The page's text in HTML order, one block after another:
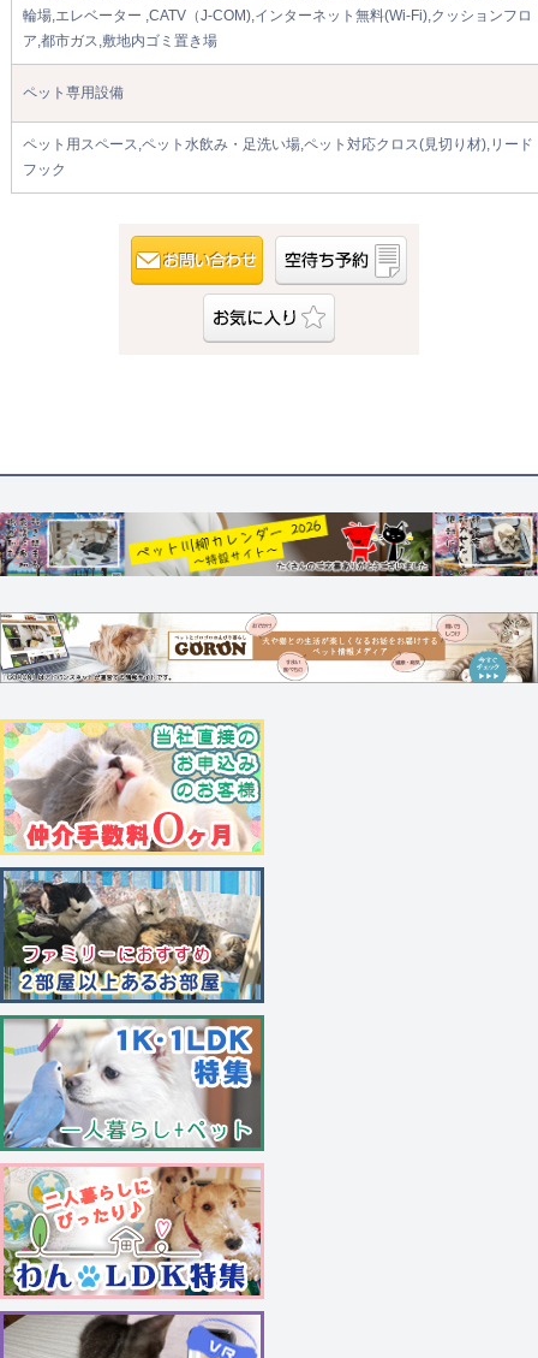
輪場,エレベーター ,CATV（J-COM),インターネット無料(Wi-Fi),クッションフロ
ア,都市ガス,敷地内ゴミ置き場
ペット専用設備
ペット用スペース,ペット水飲み・足洗い場,ペット対応クロス(見切り材),リード
フック